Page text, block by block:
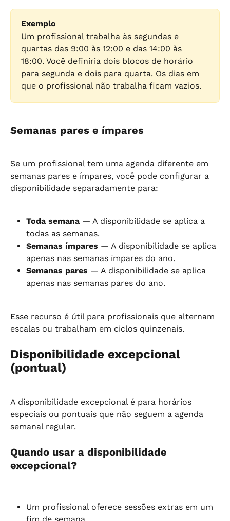
Exemplo
Um profissional trabalha às segundas e
quartas das 9:00 às 12:00 e das 14:00 às
18:00. Você definiria dois blocos de horário
para segunda e dois para quarta. Os dias em
que o profissional não trabalha ficam vazios.
Semanas pares e ímpares
Se um profissional tem uma agenda diferente em
semanas pares e ímpares, você pode configurar a
disponibilidade separadamente para:
Toda semana — A disponibilidade se aplica a
todas as semanas.
Semanas ímpares — A disponibilidade se aplica
apenas nas semanas ímpares do ano.
Semanas pares — A disponibilidade se aplica
apenas nas semanas pares do ano.
Esse recurso é útil para profissionais que alternam
escalas ou trabalham em ciclos quinzenais.
Disponibilidade excepcional
(pontual)
A disponibilidade excepcional é para horários
especiais ou pontuais que não seguem a agenda
semanal regular.
Quando usar a disponibilidade
excepcional?
Um profissional oferece sessões extras em um
fim de semana.